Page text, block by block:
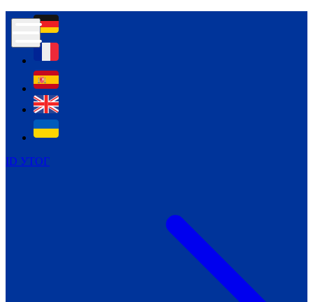
ID УТОГ
Контур психологічної безпеки глухих
Всеукраїнський пісенний
челендж «Україно, ти є!»
Молодіжний челендж «Жестова
мова для мене – це…»
Репортажі спеціальних та